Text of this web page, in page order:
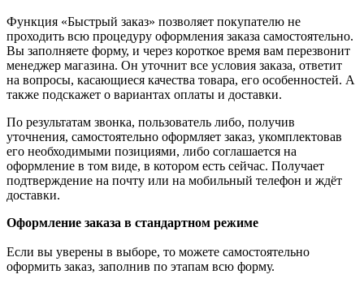
Функция «Быстрый заказ» позволяет покупателю не
проходить всю процедуру оформления заказа самостоятельно.
Вы заполняете форму, и через короткое время вам перезвонит
менеджер магазина. Он уточнит все условия заказа, ответит
на вопросы, касающиеся качества товара, его особенностей. А
также подскажет о вариантах оплаты и доставки.
По результатам звонка, пользователь либо, получив
уточнения, самостоятельно оформляет заказ, укомплектовав
его необходимыми позициями, либо соглашается на
оформление в том виде, в котором есть сейчас. Получает
подтверждение на почту или на мобильный телефон и ждёт
доставки.
Оформление заказа в стандартном режиме
Если вы уверены в выборе, то можете самостоятельно
оформить заказ, заполнив по этапам всю форму.